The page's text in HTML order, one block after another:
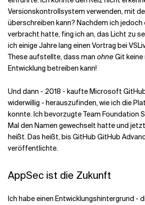
Versionskontrollsystem verwenden, mit
überschreiben kann? Nachdem ich
verbracht hatte, fing ich an, das Licht zu
ich einige Jahre lang einen Vortrag bei
These aufstellte, dass man ohneGit
Entwicklung betreiben kann!
Und dann - 2018 - kaufte Microsoft
widerwillig - herauszufinden, wie ich die
konnte. Ich bevorzugte Team Foundation
Mal den Namen gewechselt hatte und
heißt. Das heißt, bis GitHub GitHub
veröffentlichte.
AppSec ist die Zukunft
Ich habe einen Entwicklungshintergrund -